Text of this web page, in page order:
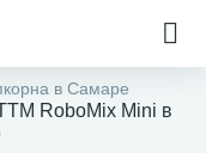
в Самаре
RoboMix Mini в